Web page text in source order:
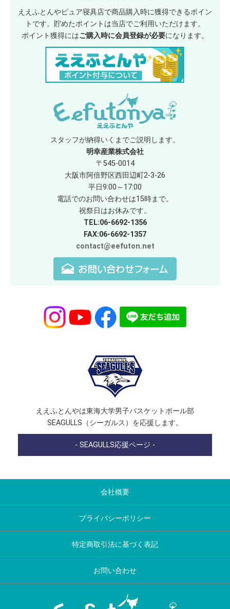
ええふとんやピュア寝具店で商品購入時に獲得できるポイン
トです。貯めたポイントは当店でご利用いただけます。
ポイント獲得にはご購入時に会員登録が必要になります。
スタッフが納得いくまでご説明します。
明幸産業株式会社
〒545-0014
大阪市阿倍野区西田辺町2-3-26
平日9:00～17:00
電話でのお問い合わせは15時まで。
祝祭日はお休みです。
TEL:06-6692-1356
FAX:06-6692-1357
contact@eefuton.net
ええふとんやは東海大学男子バスケットボール部
SEAGULLS（シーガルス）を応援します。
- SEAGULLS応援ページ -
会社概要
プライバシーポリシー
特定商取引法に基づく表記
お問い合わせ